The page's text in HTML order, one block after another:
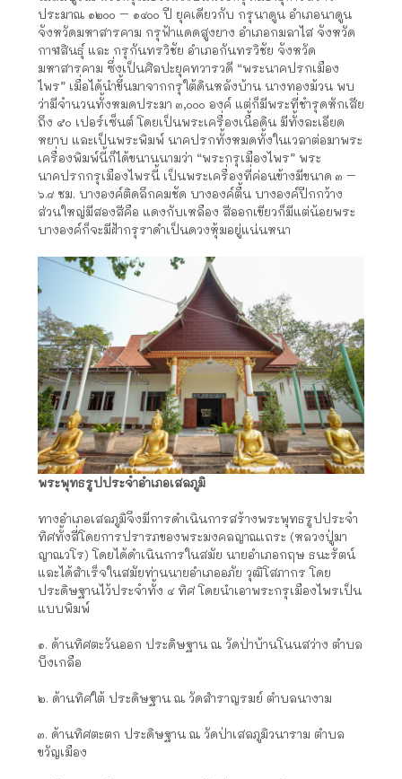
ประมาณ ๑๒๐๐ – ๑๔๐๐ ปี ยุคเดียวกับ กรุนาดูน อำเภอนาดูน
จังหวัดมหาสารคาม กรุฟ้าแดดสูงยาง อำเภอกมลาไส จังหวัด
กาฬสินธุ์ และ กรุกันทรวิชัย อำเภอกันทรวิชัย จังหวัด
มหาสารคาม ซึ่งเป็นศิลปะยุคทวารวดี “พระนาคปรกเมือง
ไพร” เมื่อได้นำขึ้นมาจากกรุใต้ดินหลังบ้าน นางทองม้วน พบ
ว่ามีจำนวนทั้งหมดประมา ๓,๐๐๐ องค์ แต่ก็มีพระที่ชำรุดหักเสีย
ถึง ๕๐ เปอร์เซ็นต์ โดยเป็นพระเครื่องเนื้อดิน มีทั้งละเอียด
หยาบ และเป็นพระพิมพ์ นาคปรกทั้งหมดทั้งในเวลาต่อมาพระ
เครื่องพิมพ์นี้ก็ได้ขนานนามว่า “พระกรุเมืองไพร” พระ
นาคปรกกรุเมืองไพรนี้ เป็นพระเครื่องที่ค่อนข้างมีขนาด ๓ –
๖.๘ ชม. บางองค์ติดลึกคมชัด บางองค์ตื้น บางองค์ปีกกว้าง
ส่วนใหญ่มีสองสีคือ แดงกับเหลือง สีออกเขียวก็มีแต่น้อยพระ
บางองค์ก็จะมีฝ้ากรุราดำเป็นดวงหุ้มอยู่แน่นหนา
พระพุทธรูปประจำอำเภอเสลภูมิ
ทางอำเภอเสลภูมิจึงมีการดำเนินการสร้างพระพุทธรูปประจำ
ทิศทั้งสี่โดยการปรารภของพระมงคลญาณเถระ (หลวงปู่มา
ญาณวโร) โดยได้ดำเนินการในสมัย นายอำเภอกฤษ ธนะรัตน์
และได้สำเร็จในสมัยท่านนายอำเภออภัย วุฒิโสภากร โดย
ประดิษฐานไว้ประจำทั้ง ๔ ทิศ โดยนำเอาพระกรุเมืองไพรเป็น
แบบพิมพ์
๑. ด้านทิศตะวันออก ประดิษฐาน ณ วัดป่าบ้านโนนสว่าง ตำบล
บึงเกลือ
๒. ด้านทิศใต้ ประดิษฐาน ณ วัดสำราญรมย์ ตำบลนางาม
๓. ด้านทิศตะตก ประดิษฐาน ณ วัดป่าเสลภูมิวนาราม ตำบล
ขวัญเมือง